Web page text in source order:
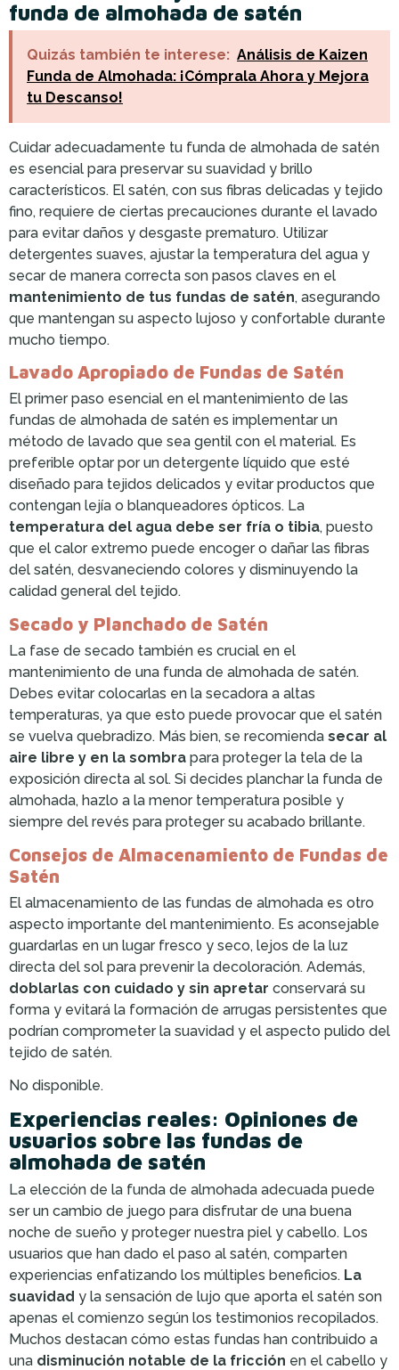
funda de almohada de satén
Quizás también te interese: Análisis de Kaizen
Funda de Almohada: ¡Cómprala Ahora y Mejora
tu Descanso!
Cuidar adecuadamente tu funda de almohada de satén
es esencial para preservar su suavidad y brillo
característicos. El satén, con sus fibras delicadas y tejido
fino, requiere de ciertas precauciones durante el lavado
para evitar daños y desgaste prematuro. Utilizar
detergentes suaves, ajustar la temperatura del agua y
secar de manera correcta son pasos claves en el
mantenimiento de tus fundas de satén, asegurando
que mantengan su aspecto lujoso y confortable durante
mucho tiempo.
Lavado Apropiado de Fundas de Satén
El primer paso esencial en el mantenimiento de las
fundas de almohada de satén es implementar un
método de lavado que sea gentil con el material. Es
preferible optar por un detergente líquido que esté
diseñado para tejidos delicados y evitar productos que
contengan lejía o blanqueadores ópticos. La
temperatura del agua debe ser fría o tibia, puesto
que el calor extremo puede encoger o dañar las fibras
del satén, desvaneciendo colores y disminuyendo la
calidad general del tejido.
Secado y Planchado de Satén
La fase de secado también es crucial en el
mantenimiento de una funda de almohada de satén.
Debes evitar colocarlas en la secadora a altas
temperaturas, ya que esto puede provocar que el satén
se vuelva quebradizo. Más bien, se recomienda secar al
aire libre y en la sombra para proteger la tela de la
exposición directa al sol. Si decides planchar la funda de
almohada, hazlo a la menor temperatura posible y
siempre del revés para proteger su acabado brillante.
Consejos de Almacenamiento de Fundas de
Satén
El almacenamiento de las fundas de almohada es otro
aspecto importante del mantenimiento. Es aconsejable
guardarlas en un lugar fresco y seco, lejos de la luz
directa del sol para prevenir la decoloración. Además,
doblarlas con cuidado y sin apretar conservará su
forma y evitará la formación de arrugas persistentes que
podrían comprometer la suavidad y el aspecto pulido del
tejido de satén.
No disponible.
Experiencias reales: Opiniones de
usuarios sobre las fundas de
almohada de satén
La elección de la funda de almohada adecuada puede
ser un cambio de juego para disfrutar de una buena
noche de sueño y proteger nuestra piel y cabello. Los
usuarios que han dado el paso al satén, comparten
experiencias enfatizando los múltiples beneficios. La
suavidad y la sensación de lujo que aporta el satén son
apenas el comienzo según los testimonios recopilados.
Muchos destacan cómo estas fundas han contribuido a
una disminución notable de la fricción en el cabello y